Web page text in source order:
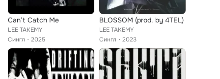
Can’t Catch Me
LEE TAKEMY
Сингл
2025
BLOSSOM (prod. by 4TEL)
LEE TAKEMY
Сингл
2023